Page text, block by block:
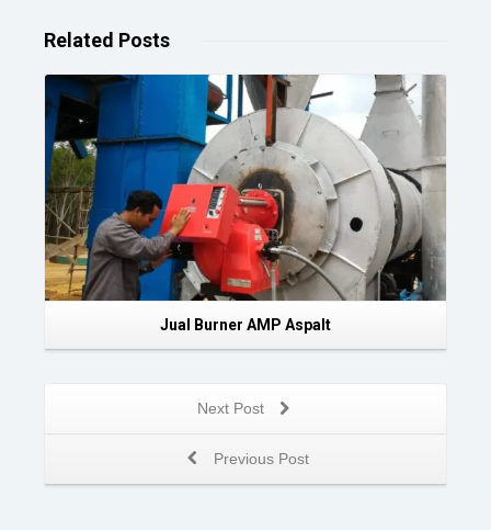
Related Posts
Jual Burner AMP Aspalt
Next Post
Previous Post